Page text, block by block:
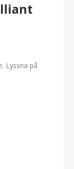
Lyssna på